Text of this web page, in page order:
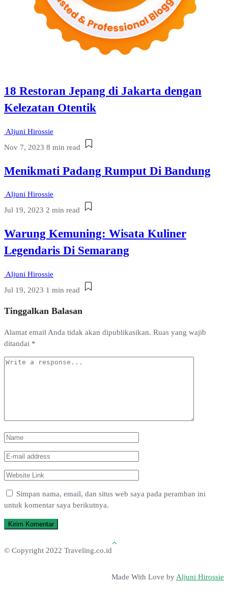
18 Restoran Jepang di Jakarta dengan
Kelezatan Otentik
Aljuni Hirossie
Nov 7, 2023 8 min read
Menikmati Padang Rumput Di Bandung
Aljuni Hirossie
Jul 19, 2023 2 min read
Warung Kemuning: Wisata Kuliner
Legendaris Di Semarang
Aljuni Hirossie
Jul 19, 2023 1 min read
Tinggalkan Balasan
Alamat email Anda tidak akan dipublikasikan. Ruas yang wajib
ditandai *
Simpan nama, email, dan situs web saya pada peramban ini
untuk komentar saya berikutnya.
© Copyright 2022 Traveling.co.id
Made With Love by Aljuni Hirossie